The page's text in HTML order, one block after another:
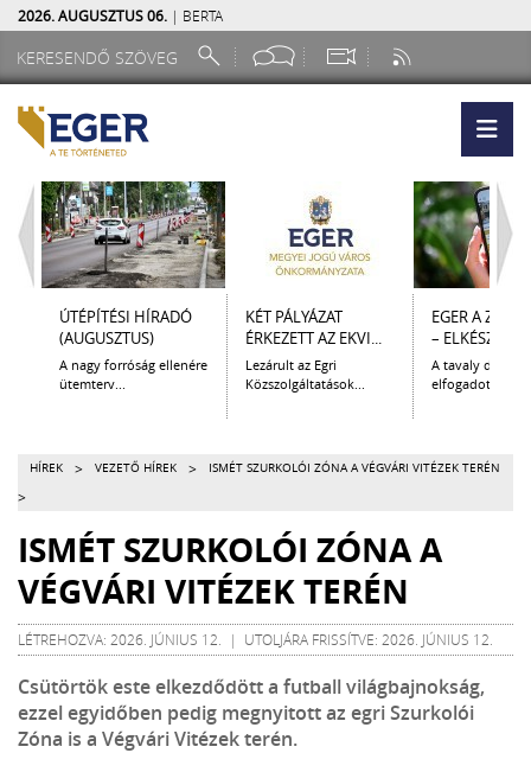
2026. AUGUSZTUS 06. | BERTA
ÚTÉPÍTÉSI HÍRADÓ
(AUGUSZTUS)
A nagy forróság ellenére
ütemterv...
KÉT PÁLYÁZAT
ÉRKEZETT AZ EKVI...
Lezárult az Egri
Közszolgáltatások...
EGER A
– ELKÉSZÜLT
A tavaly
elfogadott
HÍREK > VEZETŐ HÍREK > ISMÉT SZURKOLÓI ZÓNA A VÉGVÁRI VITÉZEK TERÉN
>
ISMÉT SZURKOLÓI ZÓNA A
VÉGVÁRI VITÉZEK TERÉN
LÉTREHOZVA: 2026. JÚNIUS 12. | UTOLJÁRA FRISSÍTVE: 2026. JÚNIUS 12.
Csütörtök este elkezdődött a futball világbajnokság,
ezzel egyidőben pedig megnyitott az egri Szurkolói
Zóna is a Végvári Vitézek terén.